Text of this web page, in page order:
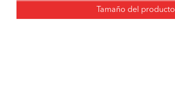
Tamaño del producto